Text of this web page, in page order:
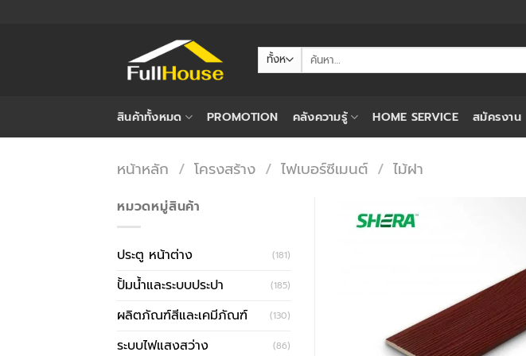
ค้นหา:
สินค้าทั้งหมด PROMOTION คลังความรู้ HOME SERVICE สมัครงาน
หน้าหลัก / โครงสร้าง / ไฟเบอร์ซีเมนต์ / ไม้ฝา
หมวดหมู่สินค้า
ประตู หน้าต่าง (181)
ปั้มน้ำและระบบประปา (185)
ผลิตภัณฑ์สีและเคมีภัณฑ์ (130)
ระบบไฟแสงสว่าง (86)